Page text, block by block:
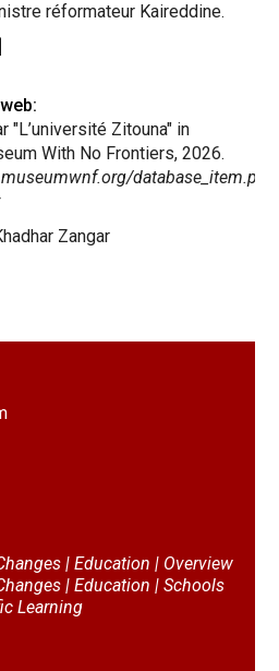
réformateur Kaireddine.
"L’université Zitouna" in
With No Frontiers, 2026.
Zangar
| Education | Overview
| Education | Schools
Learning